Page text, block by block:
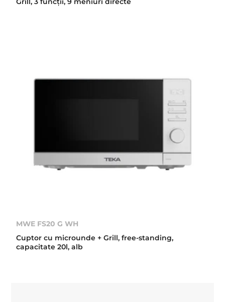
MWE FS20 G WH
Cuptor cu microunde + Grill, free-standing,
capacitate 20l, alb